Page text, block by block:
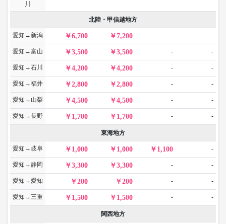
川
北陸・甲信越地方
愛知→新潟 6,700 7,200 - -
愛知→富山 3,500 3,500 - -
愛知→石川 4,200 4,200 - -
愛知→福井 2,800 2,800 - -
愛知→山梨 4,500 4,500 - -
愛知→長野 1,700 1,700 - -
東海地方
愛知→岐阜 1,000 1,000 1,100 -
愛知→静岡 3,300 3,300 - -
愛知→愛知 200 200 - -
愛知→三重 1,500 1,500 - -
関西地方